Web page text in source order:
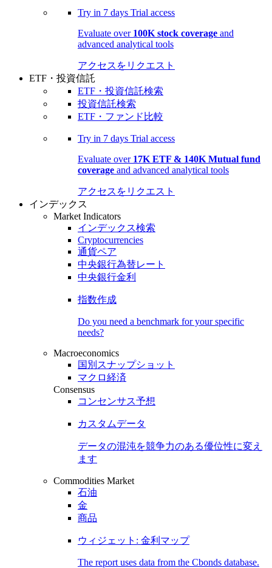
Try in 7 days Trial access
Evaluate over 100K stock coverage and
advanced analytical tools
アクセスをリクエスト
ETF・投資信託
ETF・投資信託検索
投資信託検索
ETF・ファンド比較
Try in 7 days Trial access
Evaluate over 17K ETF & 140K Mutual fund
coverage and advanced analytical tools
アクセスをリクエスト
インデックス
Market Indicators
インデックス検索
Cryptocurrencies
通貨ペア
中央銀行為替レート
中央銀行金利
指数作成
Do you need a benchmark for your specific
needs?
Macroeconomics
国別スナップショット
マクロ経済
Consensus
コンセンサス予想
カスタムデータ
データの混沌を競争力のある優位性に変え
ます
Commodities Market
石油
金
商品
ウィジェット: 金利マップ
The report uses data from the Cbonds database.